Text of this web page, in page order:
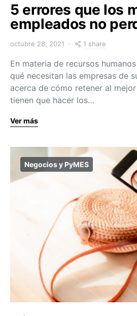
5 errores que los
empleados no
octubre 28, 2021 1 share
En materia de recursos
qué necesitan las empresas de
acerca de cómo retener al
tienen que hacer los…
Ver más
Negocios y PyMES